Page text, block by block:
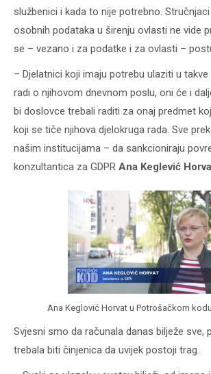
službenici i kada to nije potrebno.
osobnih podataka u širenju ovlasti ne vide
se – vezano i za podatke i za ovlasti –
– Djelatnici koji imaju potrebu ulaziti u
radi o njihovom dnevnom poslu, oni će i
bi doslovce trebali raditi za onaj predmet
koji se tiče njihova djelokruga rada. Sve
našim institucijama – da sankcioniraju
konzultantica za GDPR Ana Keglević
Ana Keglović Horvat u Potrošačkom kodu
Svjesni smo da računala danas bilježe sve,
trebala biti činjenica da uvijek postoji trag.